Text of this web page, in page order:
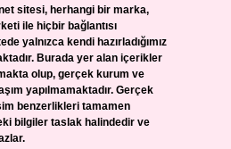
sitesi, herhangi bir marka,
ile hiçbir bağlantısı
yalnızca kendi hazırladığımız
Burada yer alan içerikler
olup, gerçek kurum ve
yapılmamaktadır. Gerçek
benzerlikleri tamamen
bilgiler taslak halindedir ve